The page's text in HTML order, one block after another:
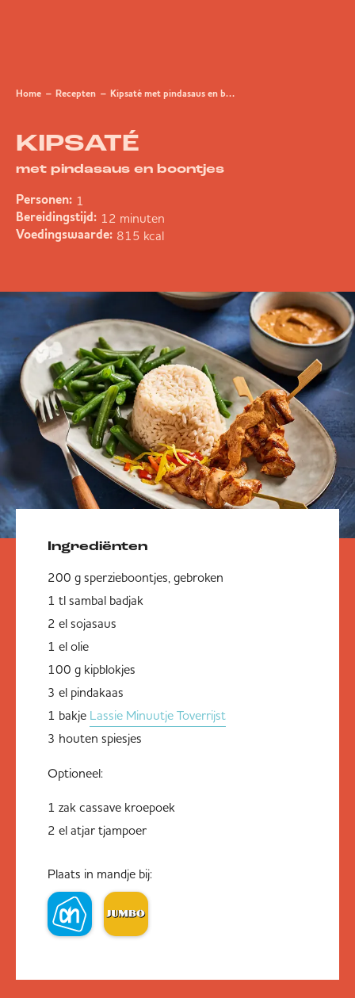
Home Recepten Kipsaté met pindasaus en boontjes
KIPSATÉ
met pindasaus en boontjes
Personen: 1
Bereidingstijd: 12 minuten
Voedingswaarde: 815 kcal
Ingrediënten
200 g sperzieboontjes, gebroken
1 tl sambal badjak
2 el sojasaus
1 el olie
100 g kipblokjes
3 el pindakaas
1 bakje Lassie Minuutje Toverrijst
3 houten spiesjes
Optioneel:
1 zak cassave kroepoek
2 el atjar tjampoer
Plaats in mandje bij: